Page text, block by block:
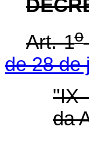
Art. 1o
de 28 de
"IX
da